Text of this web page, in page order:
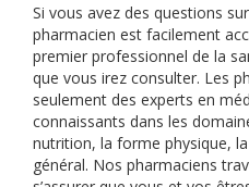
Si vous avez des questions
pharmacien est facilement
premier professionnel de la
que vous irez consulter. Les
seulement des experts en
connaissants dans les
nutrition, la forme physique,
général. Nos pharmaciens